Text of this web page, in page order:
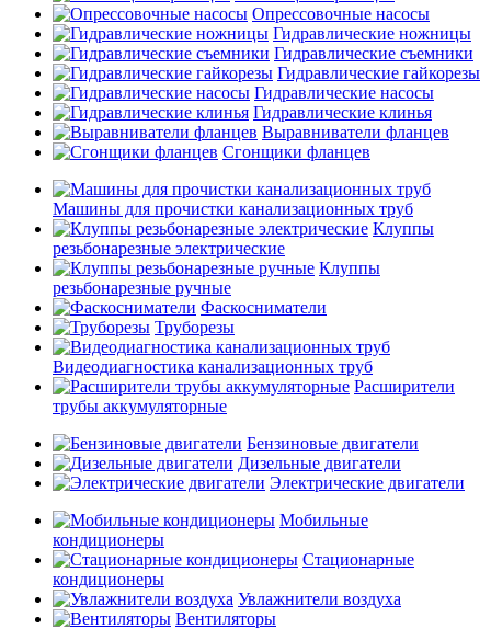
Опрессовочные насосы
Гидравлические ножницы
Гидравлические съемники
Гидравлические гайкорезы
Гидравлические насосы
Гидравлические клинья
Выравниватели фланцев
Сгонщики фланцев
Машины для прочистки канализационных труб
Клуппы
резьбонарезные электрические
Клуппы
резьбонарезные ручные
Фаскосниматели
Труборезы
Видеодиагностика канализационных труб
Расширители
трубы аккумуляторные
Бензиновые двигатели
Дизельные двигатели
Электрические двигатели
Мобильные
кондиционеры
Стационарные
кондиционеры
Увлажнители воздуха
Вентиляторы